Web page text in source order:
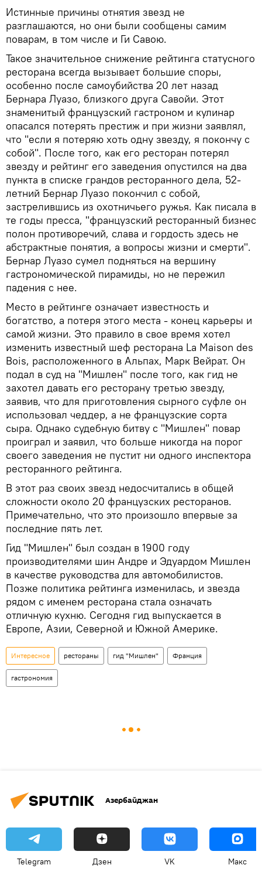
Истинные причины отнятия звезд не
разглашаются, но они были сообщены самим
поварам, в том числе и Ги Савою.
Такое значительное снижение рейтинга статусного
ресторана всегда вызывает большие споры,
особенно после самоубийства 20 лет назад
Бернара Луазо, близкого друга Савойи. Этот
знаменитый французский гастроном и кулинар
опасался потерять престиж и при жизни заявлял,
что "если я потеряю хоть одну звезду, я покончу с
собой". После того, как его ресторан потерял
звезду и рейтинг его заведения опустился на два
пункта в списке грандов ресторанного дела, 52-
летний Бернар Луазо покончил с собой,
застрелившись из охотничьего ружья. Как писала в
те годы пресса, "французский ресторанный бизнес
полон противоречий, слава и гордость здесь не
абстрактные понятия, а вопросы жизни и смерти".
Бернар Луазо сумел подняться на вершину
гастрономической пирамиды, но не пережил
падения с нее.
Место в рейтинге означает известность и
богатство, а потеря этого места - конец карьеры и
самой жизни. Это правило в свое время хотел
изменить известный шеф ресторана La Maison des
Bois, расположенного в Альпах, Марк Вейрат. Он
подал в суд на "Мишлен" после того, как гид не
захотел давать его ресторану третью звезду,
заявив, что для приготовления сырного суфле он
использовал чеддер, а не французские сорта
сыра. Однако судебную битву с "Мишлен" повар
проиграл и заявил, что больше никогда на порог
своего заведения не пустит ни одного инспектора
ресторанного рейтинга.
В этот раз своих звезд недосчитались в общей
сложности около 20 французских ресторанов.
Примечательно, что это произошло впервые за
последние пять лет.
Гид "Мишлен" был создан в 1900 году
производителями шин Андре и Эдуардом Мишлен
в качестве руководства для автомобилистов.
Позже политика рейтинга изменилась, и звезда
рядом с именем ресторана стала означать
отличную кухню. Сегодня гид выпускается в
Европе, Азии, Северной и Южной Америке.
Интересное рестораны гид "Мишлен" Франция
гастрономия
Азербайджан
Telegram Дзен VK Макс